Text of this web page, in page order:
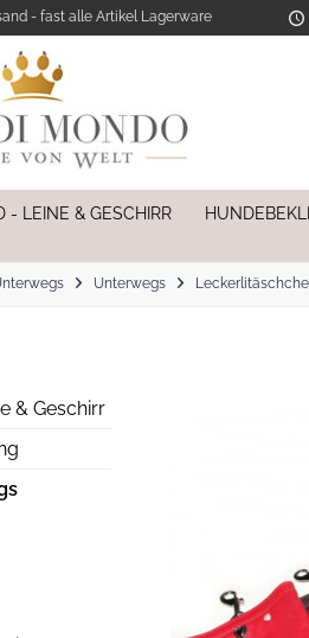
- fast alle Artikel Lagerware
- LEINE & GESCHIRR
Unterwegs
& Geschirr